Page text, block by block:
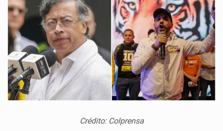
DE
ABELARDO
DE
ESPRIELLA
SOBRE
SEGURIDAD
URBANA
DE
Crédito: Colprensa